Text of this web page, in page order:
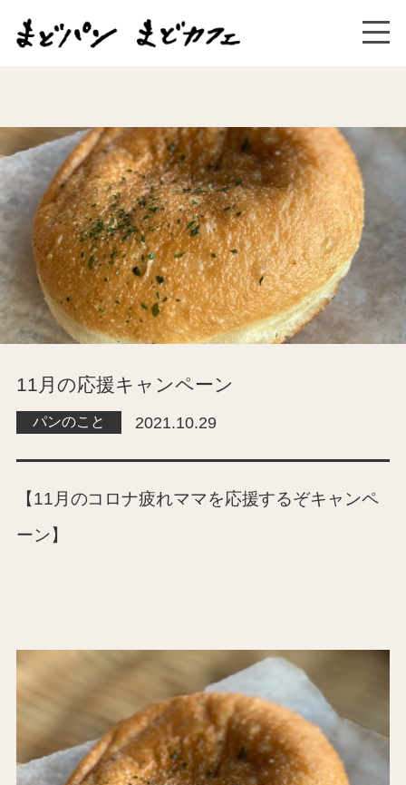
11月の応援キャンペーン
パンのこと 2021.10.29
【11月のコロナ疲れママを応援するぞキャンペ
ーン】